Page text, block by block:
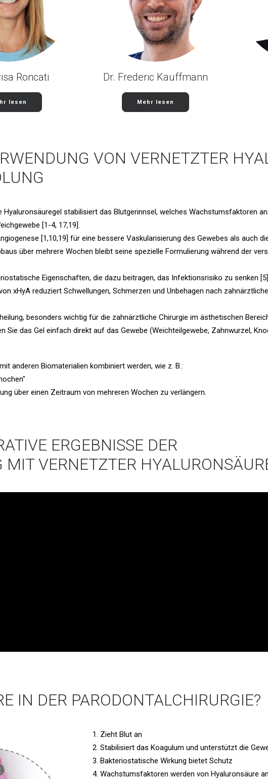
Roncati
lesen
Dr. Frederic Kauffmann
Mehr lesen
VON VERNETZTER
stabilisiert das Blutgerinnsel, welches Wachstumsfaktoren
[1-4, 17,19].
[1,10,19] für eine bessere Vaskularisierung des Gewebes als auch
über mehrere Wochen bleibt seine spezielle Formulierung während der
Eigenschaften, die dazu beitragen, das Infektionsrisiko zu senken
xHyA reduziert Schwellungen, Schmerzen und Unbehagen nach
besonders wichtig für die zahnärztliche Chirurgie im ästhetischen
Sie das Gel einfach direkt auf das Gewebe (Weichteilgewebe, Zahnwurzel,
anderen Biomaterialien kombiniert werden, wie z. B.:
über einen Zeitraum von mehreren Wochen zu verlängern.
ERGEBNISSE DER
VERNETZTER
IN DER PARODONTALCHIRURGIE?
Zieht Blut an
Stabilisiert das Koagulum und unterstützt die
Bakteriostatische Wirkung bietet Schutz
Wachstumsfaktoren werden von Hyaluronsäure